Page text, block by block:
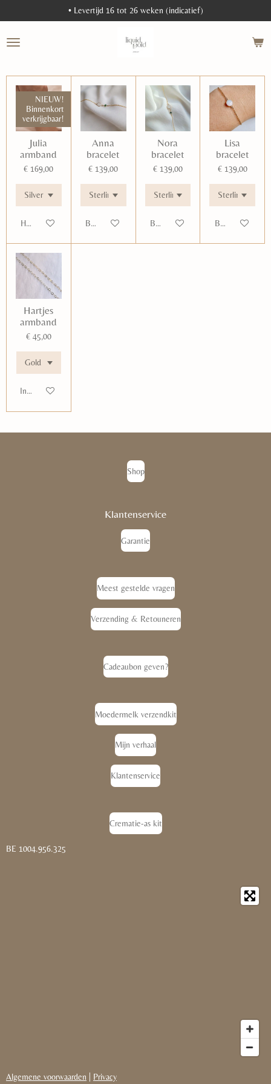
direct
naar
de
• Levertijd 16 tot 26 weken (indicatief)
NIEUW!
Binnenkort
verkrijgbaar!
Julia
armband
€ 169,00
Houd mij op de hoogte
Anna
bracelet
€ 139,00
Bekijk details
Nora
bracelet
€ 139,00
Bekijk details
Lisa
bracelet
€ 139,00
Bekijk details
Hartjes
armband
€ 45,00
In winkelwagen
Shop
Klantenservice
Garantie
Meest gestelde vragen
Verzending & Retouneren
Cadeaubon geven?
Moedermelk verzendkit
Mijn verhaal
Klantenservice
Crematie-as kit
BE 1004.956.325
Algemene voorwaarden Privacy